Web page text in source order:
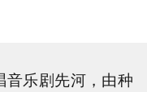
乐剧先河，由种